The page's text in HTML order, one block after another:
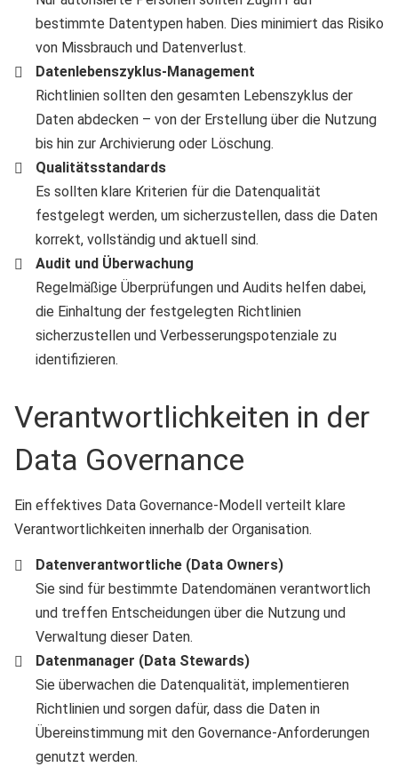
bestimmte Datentypen haben. Dies minimiert das Risiko
von Missbrauch und Datenverlust.
Datenlebenszyklus-Management
Richtlinien sollten den gesamten Lebenszyklus der
Daten abdecken – von der Erstellung über die Nutzung
bis hin zur Archivierung oder Löschung.
Qualitätsstandards
Es sollten klare Kriterien für die Datenqualität
festgelegt werden, um sicherzustellen, dass die Daten
korrekt, vollständig und aktuell sind.
Audit und Überwachung
Regelmäßige Überprüfungen und Audits helfen dabei,
die Einhaltung der festgelegten Richtlinien
sicherzustellen und Verbesserungspotenziale zu
identifizieren.
Verantwortlichkeiten in der
Data Governance
Ein effektives Data Governance-Modell verteilt klare
Verantwortlichkeiten innerhalb der Organisation.
Datenverantwortliche (Data Owners)
Sie sind für bestimmte Datendomänen verantwortlich
und treffen Entscheidungen über die Nutzung und
Verwaltung dieser Daten.
Datenmanager (Data Stewards)
Sie überwachen die Datenqualität, implementieren
Richtlinien und sorgen dafür, dass die Daten in
Übereinstimmung mit den Governance-Anforderungen
genutzt werden.